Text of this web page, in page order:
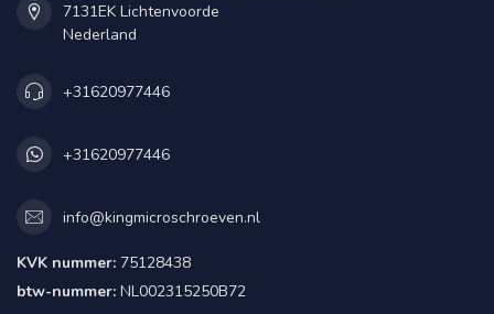
7131EK Lichtenvoorde
Nederland
+31620977446
+31620977446
info@kingmicroschroeven.nl
KVK nummer: 75128438
btw-nummer: NL002315250B72